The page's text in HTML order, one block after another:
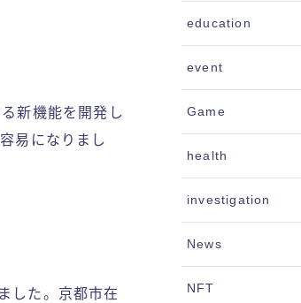
新機能を開発し
易になりまし
した。京都市在
education
event
Game
health
investigation
News
NFT